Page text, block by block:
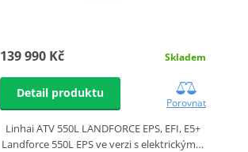
139 990 Kč Skladem
Detail produktu
Porovnat
Linhai ATV 550L LANDFORCE EPS, EFI, E5+
Landforce 550L EPS ve verzi s elektrickým…